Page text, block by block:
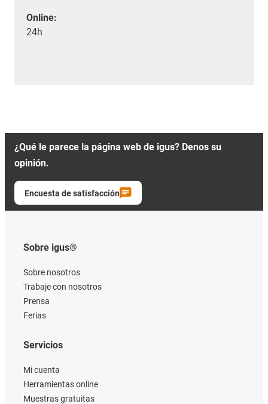
Online:
24h
¿Qué le parece la página web de igus? Denos su
opinión.
Encuesta de satisfacción
Sobre igus®
Sobre nosotros
Trabaje con nosotros
Prensa
Ferias
Servicios
Mi cuenta
Herramientas online
Muestras gratuitas